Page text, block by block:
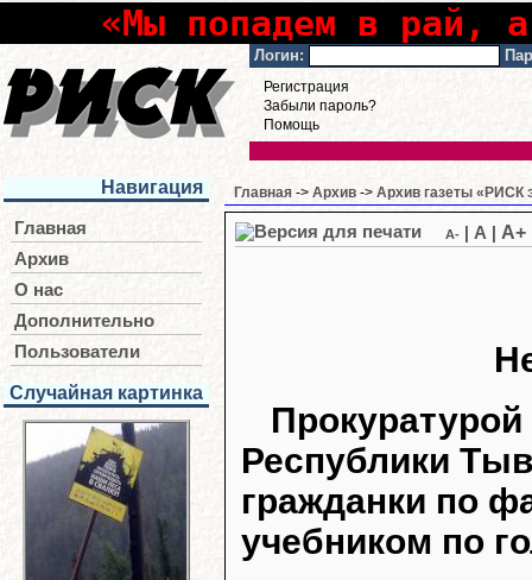
«Мы попадем в рай,
Логин:
Регистрация
Забыли пароль?
Помощь
Навигация
Главная
Архив
О нас
Дополнительно
Пользователи
Случайная картинка
Главная -> Архив -> Архив газеты «РИСК
A- A A+
Республики
гражданки по
учебником по